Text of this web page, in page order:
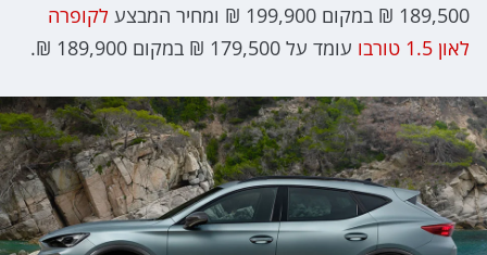
189,500 ₪ במקום 199,900 ₪ ומחיר המבצע
לקופרה
לאון 1.5 טורבו
עומד על 179,500 ₪ במקום 189,900 ₪.